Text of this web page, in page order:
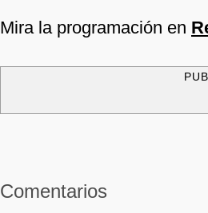
Mira la programación en
Comentarios